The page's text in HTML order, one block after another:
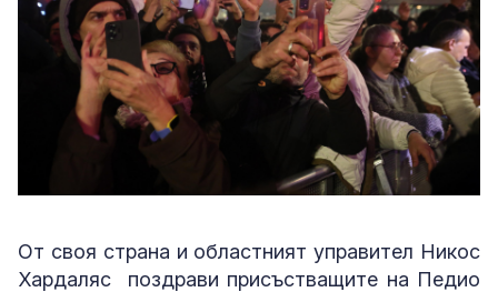
От своя страна и областният управител Никос
Хардаляс поздрави присъстващите на Педио